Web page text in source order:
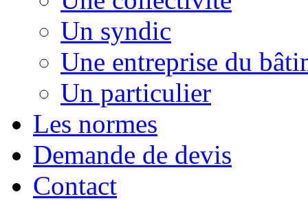
Un syndic
Une entreprise du
Un particulier
Les normes
Demande de devis
Contact